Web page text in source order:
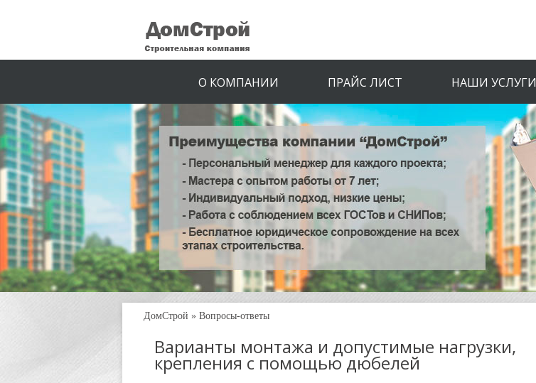
О КОМПАНИИ ПРАЙС ЛИСТ НАШИ УСЛУГИ
ДомСтрой » Вопросы-ответы
Варианты монтажа и допустимые нагрузки,
крепления с помощью дюбелей